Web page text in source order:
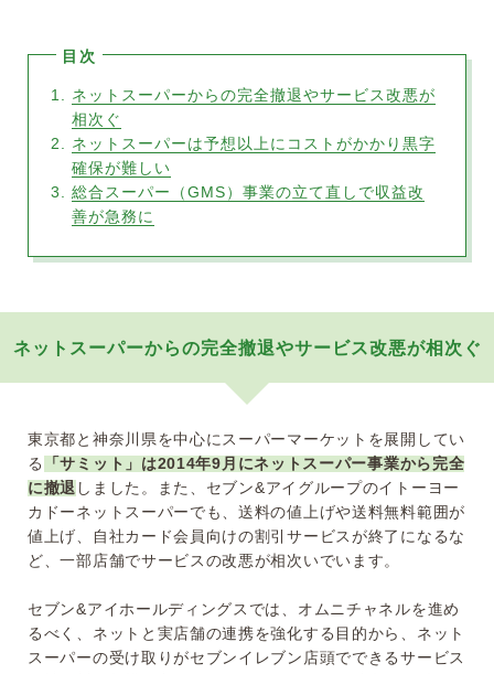
ネットスーパーからの完全撤退やサービス改悪が
相次ぐ
ネットスーパーは予想以上にコストがかかり黒字
確保が難しい
総合スーパー（GMS）事業の立て直しで収益改
善が急務に
ネットスーパーからの完全撤退やサービス改悪が相次ぐ
東京都と神奈川県を中心にスーパーマーケットを展開してい
る
「サミット」は2014年9月にネットスーパー事業から完全
に撤退 しました。また、セブン&アイグループのイトーヨー
カドーネットスーパーでも、送料の値上げや送料無料範囲が
値上げ、自社カード会員向けの割引サービスが終了になるな
ど、一部店舗でサービスの改悪が相次いでいます。
セブン&アイホールディングスでは、オムニチャネルを進め
るべく、ネットと実店舗の連携を強化する目的から、ネット
スーパーの受け取りがセブンイレブン店頭でできるサービス